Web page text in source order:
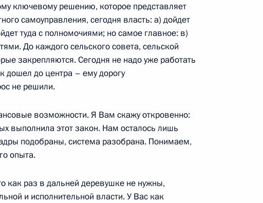
посвященном 50-
Байконур
ключевому решению, которое представляет
самоуправления, сегодня власть: а) дойдет
туда с полномочиями; но самое главное: в)
До каждого сельского совета, сельской
закрепляются. Сегодня не надо уже работать
дошел до центра – ему дорогу
не решили.
возможности. Я Вам скажу откровенно:
выполнила этот закон. Нам осталось лишь
подобраны, система разобрана. Понимаем,
опыта.
как раз в дальней деревушке не нужны,
и исполнительной власти. У Вас как